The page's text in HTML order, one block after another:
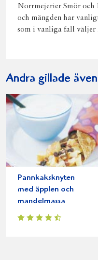
Norrmejerier Smör
och mängden har
som i vanliga fall
Andra gillade
Pannkaksknyten
med äpplen och
mandelmassa